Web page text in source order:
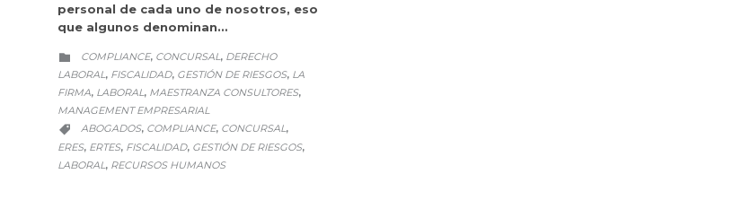
personal de cada uno de nosotros, eso
que algunos denominan…
 CATEGORY
COMPLIANCE, CONCURSAL, DERECHO
LABORAL, FISCALIDAD, GESTIÓN DE RIESGOS, LA
FIRMA, LABORAL, MAESTRANZA CONSULTORES,
MANAGEMENT EMPRESARIAL
 CATEGORY
ABOGADOS, COMPLIANCE, CONCURSAL,
ERES, ERTES, FISCALIDAD, GESTIÓN DE RIESGOS,
LABORAL, RECURSOS HUMANOS